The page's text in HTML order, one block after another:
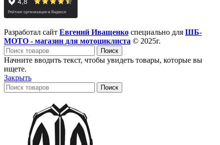
Разработал сайт Евгений Иващенко специально для ШБ-
МОТО - магазин для мотоциклиста © 2025г.
Поиск
Начните вводить текст, чтобы увидеть товары, которые вы
ищете.
Закрыть
Поиск